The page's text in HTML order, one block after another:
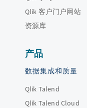
Qlik 客户门户网站
资源库
产品
数据集成和质量
Qlik Talend
Qlik Talend Cloud